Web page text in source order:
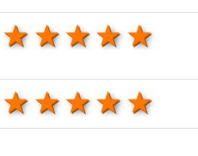
4 stars
3 stars
2 stars
1 star
4 stars
3 stars
2 stars
1 star